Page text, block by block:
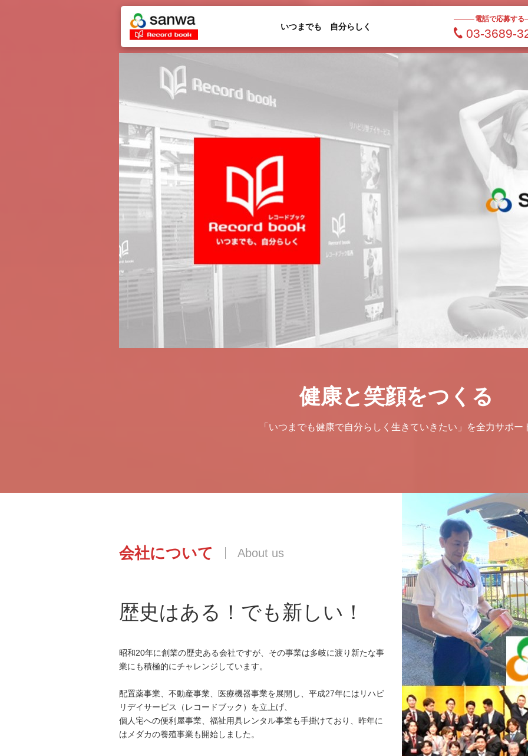
いつまでも 自分らしく
電話で応募する
03-3689-
健康と笑顔をつくる
「いつまでも健康で自分らしく生きていきたい」を全力サポー
会社について
歴史はある！でも新しい！
昭和20年に創業の歴史ある会社ですが、その事業は多岐に渡り新たな事
業にも積極的にチャレンジしています。
配置薬事業、不動産事業、医療機器事業を展開し、平成27年にはリハビ
リデイサービス（レコードブック）を立上げ、
個人宅への便利屋事業、福祉用具レンタル事業も手掛けており、昨年に
はメダカの養殖事業も開始しました。